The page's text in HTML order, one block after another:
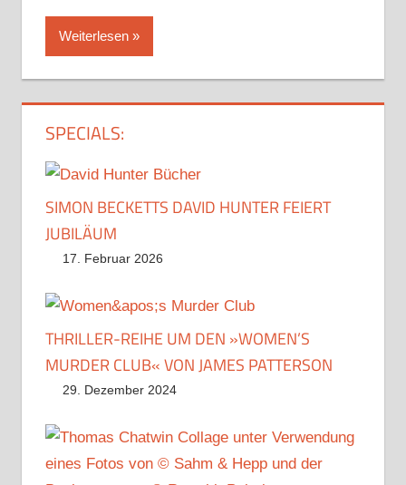
Weiterlesen
SPECIALS:
SIMON BECKETTS DAVID HUNTER FEIERT
JUBILÄUM
17. Februar 2026
THRILLER-REIHE UM DEN »WOMEN’S
MURDER CLUB« VON JAMES PATTERSON
29. Dezember 2024